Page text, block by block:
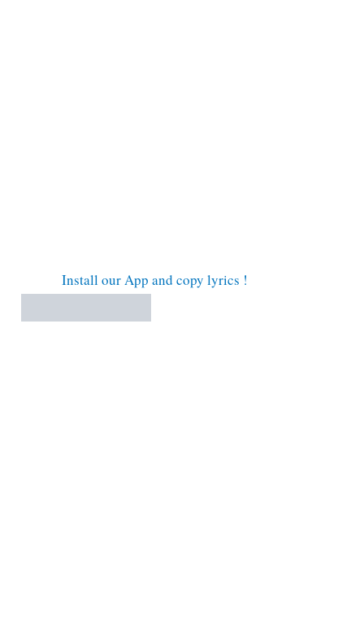
Install our App and copy lyrics !